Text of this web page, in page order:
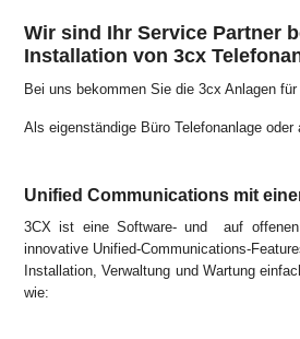
Wir sind Ihr Service Partner
Installation von 3cx
Bei uns bekommen Sie die 3cx Anlagen
Als eigenständige Büro Telefonanlage oder
Unified Communications mit
3CX ist eine Software- und auf offenen
innovative Unified-Communications-
Installation, Verwaltung und Wartung
wie: